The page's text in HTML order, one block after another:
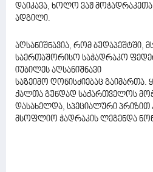
დაიკავა, ხოლო ვაჟ მოჭადრაკეთა
ადგილი.
აღსანიშნავია, რომ ბუდაპეშტში,
საერთაშორისო საჭადრაკო
იუბილეს აღსანიშნავი
საზეიმო ღონისძიებაც
ქალთა გუნდად საქართველოს
დასახელდა, სპეციალური
მსოფლიო ჭადრაკის ლეგენდა